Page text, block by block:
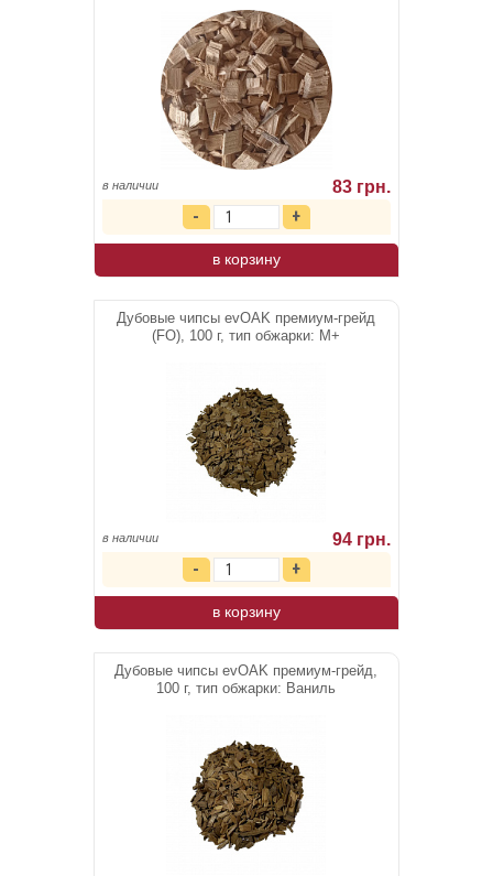
в наличии 83 грн.
в корзину
Дубовые чипсы evOAK премиум-грейд
(FO), 100 г, тип обжарки: М+
в наличии 94 грн.
в корзину
Дубовые чипсы evOAK премиум-грейд,
100 г, тип обжарки: Ваниль